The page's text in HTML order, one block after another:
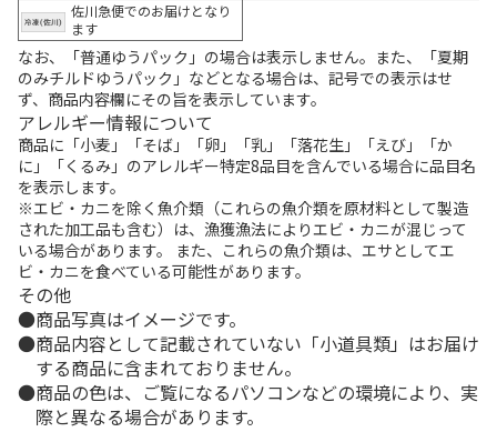
佐川急便でのお届けとなり
ます
なお、「普通ゆうパック」の場合は表示しません。また、「夏期
のみチルドゆうパック」などとなる場合は、記号での表示はせ
ず、商品内容欄にその旨を表示しています。
アレルギー情報について
商品に「小麦」「そば」「卵」「乳」「落花生」「えび」「か
に」「くるみ」のアレルギー特定8品目を含んでいる場合に品目名
を表示します。
※エビ・カニを除く魚介類（これらの魚介類を原材料として製造
された加工品も含む）は、漁獲漁法によりエビ・カニが混じって
いる場合があります。 また、これらの魚介類は、エサとしてエ
ビ・カニを食べている可能性があります。
その他
商品写真はイメージです。
商品内容として記載されていない「小道具類」はお届け
する商品に含まれておりません。
商品の色は、ご覧になるパソコンなどの環境により、実
際と異なる場合があります。